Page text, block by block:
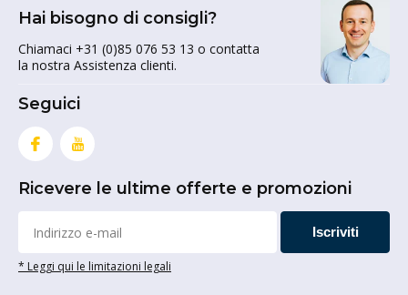
Hai bisogno di consigli?
Chiamaci +31 (0)85 076 53 13 o contatta
la nostra Assistenza clienti.
Seguici
Ricevere le ultime offerte e promozioni
Iscriviti
* Leggi qui le limitazioni legali